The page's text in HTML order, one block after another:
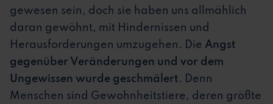
gewesen sein, doch sie haben uns allmählich
daran gewöhnt, mit Hindernissen und
Herausforderungen umzugehen. Die Angst
gegenüber Veränderungen und vor dem
Ungewissen wurde geschmälert. Denn
Menschen sind Gewohnheitstiere, deren größte